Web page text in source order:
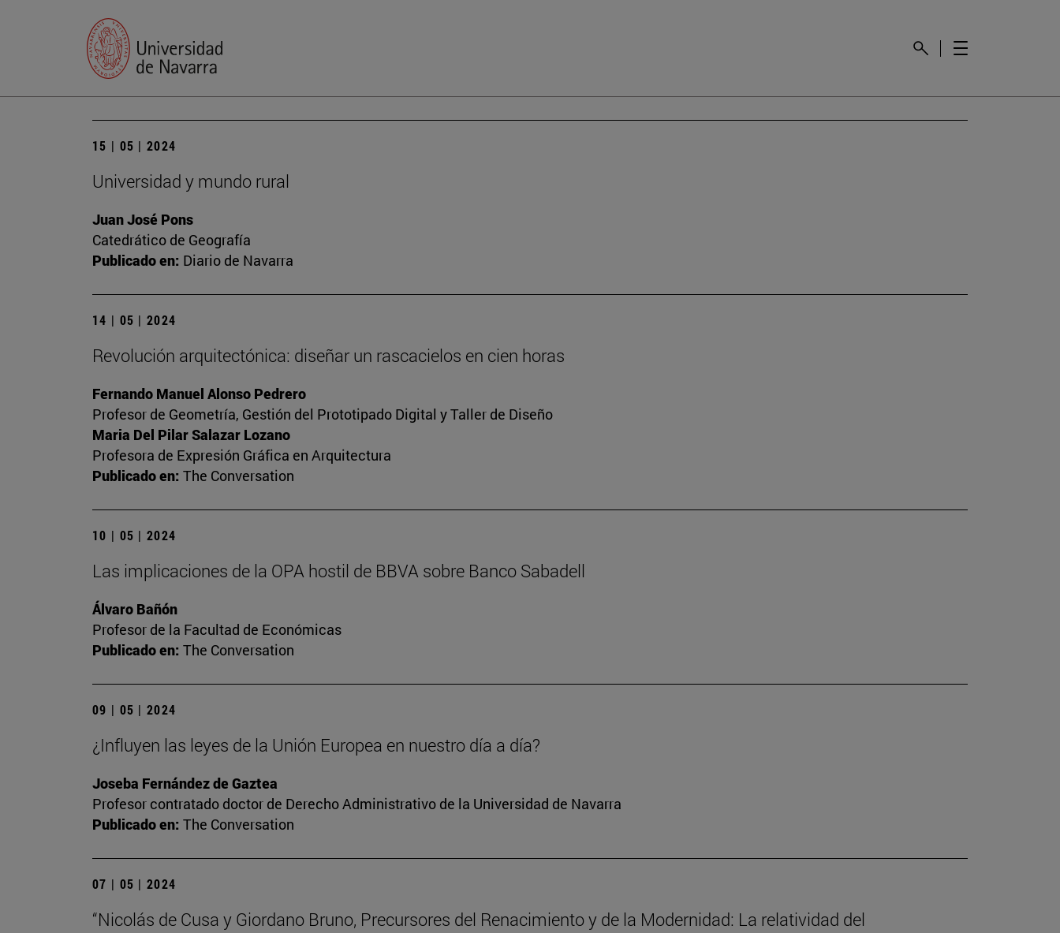
15 | 05 | 2024
Universidad y mundo rural
Juan José Pons
Catedrático de Geografía
Publicado en: Diario de Navarra
14 | 05 | 2024
Revolución arquitectónica: diseñar un rascacielos en cien horas
Fernando Manuel Alonso Pedrero
Profesor de Geometría, Gestión del Prototipado Digital y Taller de Diseño
Maria Del Pilar Salazar Lozano
Profesora de Expresión Gráfica en Arquitectura
Publicado en: The Conversation
10 | 05 | 2024
Las implicaciones de la OPA hostil de BBVA sobre Banco Sabadell
Álvaro Bañón
Profesor de la Facultad de Económicas
Publicado en: The Conversation
09 | 05 | 2024
¿Influyen las leyes de la Unión Europea en nuestro día a día?
Joseba Fernández de Gaztea
Profesor contratado doctor de Derecho Administrativo de la Universidad de Navarra
Publicado en: The Conversation
07 | 05 | 2024
“Nicolás de Cusa y Giordano Bruno, Precursores del Renacimiento y de la Modernidad: La relatividad del